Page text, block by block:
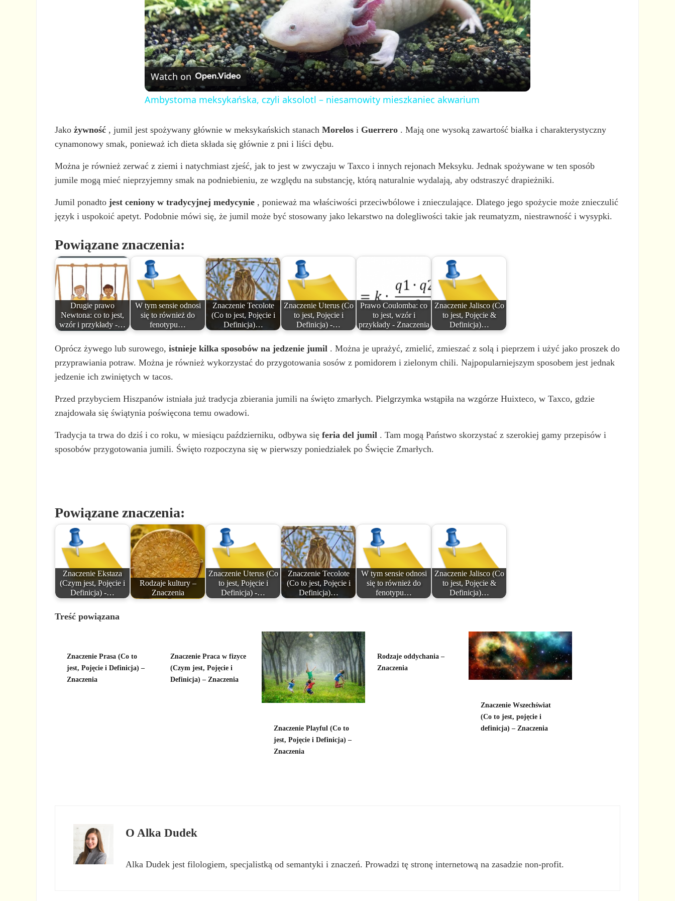
l
a
y
d
e
Watch on
Ambystoma meksykańska, czyli aksolotl – niesamowity mieszkaniec akwarium
Jakożywność , jumil jest spożywany głównie w meksykańskich stanachMorelos i Guerrero . Mają one wysoką zawartość białka i charakterystyczny
cynamonowy smak, ponieważ ich dieta składa się głównie z pni i liści dębu.
Można je również zerwać z ziemi i natychmiast zjeść, jak to jest w zwyczaju w Taxco i innych rejonach Meksyku. Jednak spożywane w ten sposób
jumile mogą mieć nieprzyjemny smak na podniebieniu, ze względu na substancję, którą naturalnie wydalają, aby odstraszyć drapieżniki.
Jumil ponadtojest ceniony w tradycyjnej medycynie , ponieważ ma właściwości przeciwbólowe i znieczulające. Dlatego jego spożycie może znieczulić
język i uspokoić apetyt. Podobnie mówi się, że jumil może być stosowany jako lekarstwo na dolegliwości takie jak reumatyzm, niestrawność i wysypki.
Powiązane znaczenia:
Drugie prawo
Newtona: co to jest,
wzór i przykłady -…
W tym sensie odnosi
się to również do
fenotypu…
Znaczenie Tecolote
(Co to jest, Pojęcie i
Definicja)…
Znaczenie Uterus (Co
to jest, Pojęcie i
Definicja) -…
Prawo Coulomba: co
to jest, wzór i
przykłady - Znaczenia
Znaczenie Jalisco (Co
to jest, Pojęcie &
Definicja)…
Oprócz żywego lub surowego,istnieje kilka sposobów na jedzenie jumil . Można je uprażyć, zmielić, zmieszać z solą i pieprzem i użyć jako proszek do
przyprawiania potraw. Można je również wykorzystać do przygotowania sosów z pomidorem i zielonym chili. Najpopularniejszym sposobem jest jednak
jedzenie ich zwiniętych w tacos.
Przed przybyciem Hiszpanów istniała już tradycja zbierania jumili na święto zmarłych. Pielgrzymka wstąpiła na wzgórze Huixteco, w Taxco, gdzie
znajdowała się świątynia poświęcona temu owadowi.
Tradycja ta trwa do dziś i co roku, w miesiącu październiku, odbywa sięferia del jumil . Tam mogą Państwo skorzystać z szerokiej gamy przepisów i
sposobów przygotowania jumili. Święto rozpoczyna się w pierwszy poniedziałek po Święcie Zmarłych.
Powiązane znaczenia:
Znaczenie Ekstaza
(Czym jest, Pojęcie i
Definicja) -…
Rodzaje kultury –
Znaczenia
Znaczenie Uterus (Co
to jest, Pojęcie i
Definicja) -…
Znaczenie Tecolote
(Co to jest, Pojęcie i
Definicja)…
W tym sensie odnosi
się to również do
fenotypu…
Znaczenie Jalisco (Co
to jest, Pojęcie &
Definicja)…
Treść powiązana
Znaczenie Prasa (Co to
jest, Pojęcie i Definicja) –
Znaczenia
Znaczenie Praca w fizyce
(Czym jest, Pojęcie i
Definicja) – Znaczenia
Znaczenie Playful (Co to
jest, Pojęcie i Definicja) –
Znaczenia
Rodzaje oddychania –
Znaczenia
Znaczenie Wszechświat
(Co to jest, pojęcie i
definicja) – Znaczenia
O Alka Dudek
Alka Dudek jest filologiem, specjalistką od semantyki i znaczeń. Prowadzi tę stronę internetową na zasadzie non-profit.